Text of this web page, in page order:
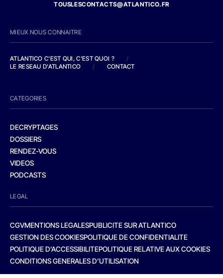
TOUSLESCONTACTS@ATLANTICO.FR
MIEUX NOUS CONNAITRE
ATLANTICO C'EST QUI, C'EST QUOI ?
/
LE RESEAU D'ATLANTICO
/ CONTACT
CATEGORIES
DECRYPTAGES
DOSSIERS
RENDEZ-VOUS
VIDEOS
PODCASTS
LEGAL
CGVMENTIONS LEGALESPUBLICITE SUR ATLANTICO
GESTION DES COOKIESPOLITIQUE DE CONFIDENTIALITE
POLITIQUE D’ACCESSIBILITEPOLITIQUE RELATIVE AUX COOKIES
CONDITIONS GENERALES D’UTILISATION